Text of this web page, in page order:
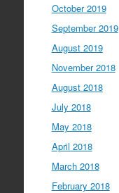
October 2019
September 2019
August 2019
November 2018
August 2018
July 2018
May 2018
April 2018
March 2018
February 2018